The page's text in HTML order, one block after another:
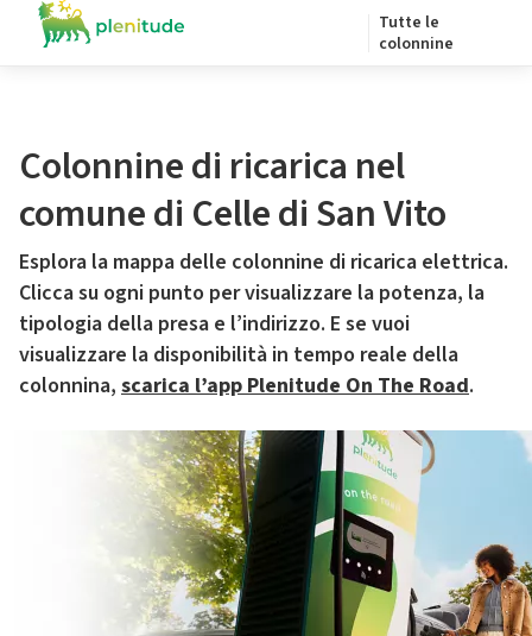
Tutte le
colonnine
Colonnine di ricarica nel
comune di Celle di San Vito
Esplora la mappa delle colonnine di ricarica elettrica.
Clicca su ogni punto per visualizzare la potenza, la
tipologia della presa e l’indirizzo. E se vuoi
visualizzare la disponibilità in tempo reale della
colonnina, scarica l’app Plenitude On The Road.